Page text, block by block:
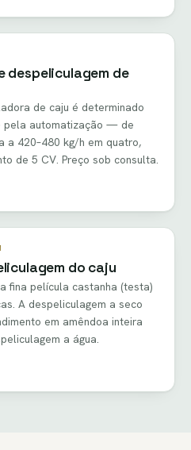
despeliculagem de
de caju é determinado
pela automatização — de
a 420–480 kg/h em quatro,
de 5 CV. Preço sob consulta.
do caju
fina película castanha (testa)
A despeliculagem a seco
em amêndoa inteira
a água.